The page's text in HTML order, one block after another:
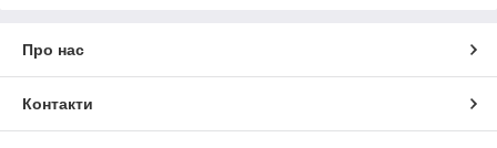
Про нас
Контакти